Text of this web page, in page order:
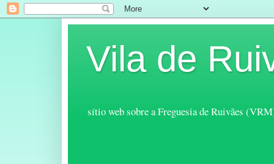
Vila de
sítio web sobre a Freguesia de Ruivães